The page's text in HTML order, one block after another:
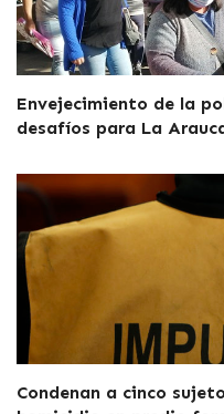
Envejecimiento de la
desafíos para La
Condenan a cinco